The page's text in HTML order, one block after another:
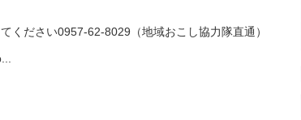
ください0957-62-8029（地域おこし協力隊直通）